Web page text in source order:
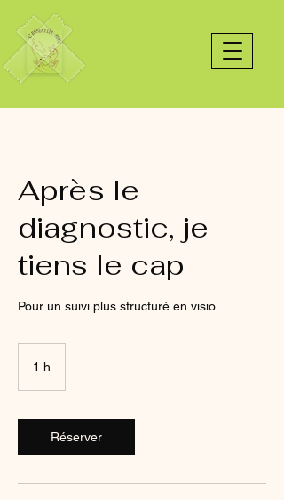
Après le
diagnostic, je
tiens le cap
Pour un suivi plus structuré en visio
1 h
Réserver